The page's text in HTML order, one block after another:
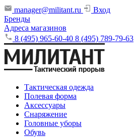
manager@militant.ru
Вход
Бренды
Адреса магазинов
8 (495) 965-60-40 8 (495) 789-79-63
Тактическая одежда
Полевая форма
Аксессуары
Снаряжение
Головные уборы
Обувь